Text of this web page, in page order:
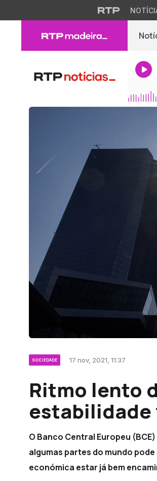
SOCIEDADE 17 nov, 2021, 11:37
Ritmo lento
O Banco Central Europeu
algumas partes do mundo
económica estar já bem